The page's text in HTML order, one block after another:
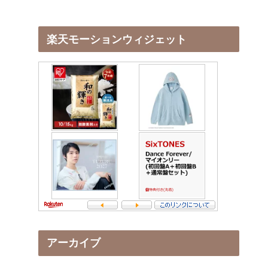
楽天モーションウィジェット
アーカイブ